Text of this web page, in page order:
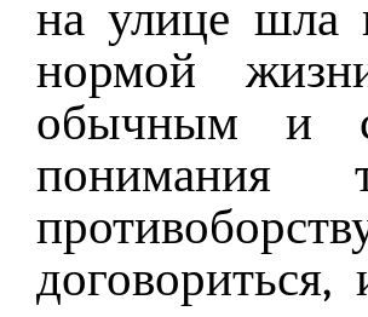
на улице шла
нормой
обычным и